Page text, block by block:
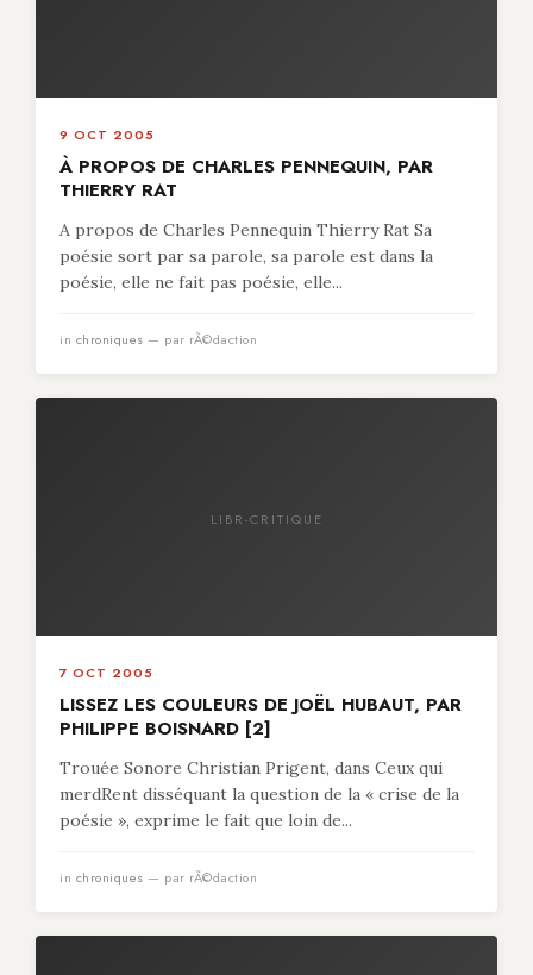
9 OCT 2005
À PROPOS DE CHARLES PENNEQUIN, PAR
THIERRY RAT
A propos de Charles Pennequin Thierry Rat Sa
poésie sort par sa parole, sa parole est dans la
poésie, elle ne fait pas poésie, elle...
in chroniques — par rÃ©daction
LIBR-CRITIQUE
7 OCT 2005
LISSEZ LES COULEURS DE JOËL HUBAUT, PAR
PHILIPPE BOISNARD [2]
Trouée Sonore Christian Prigent, dans Ceux qui
merdRent disséquant la question de la « crise de la
poésie », exprime le fait que loin de...
in chroniques — par rÃ©daction